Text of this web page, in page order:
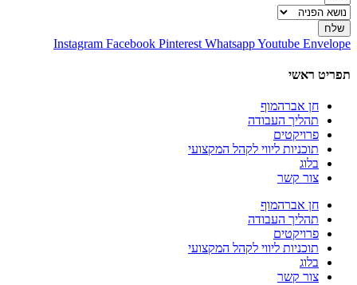
שלח
Instagram Facebook Pinterest WhatsappYoutube Envelope
תפריט ראשי
חן אברהמוף
תהליך העבודה
פרויקטים
תוכניות ליווי לקהל המקצועי
בלוג
צור קשר
חן אברהמוף
תהליך העבודה
פרויקטים
תוכניות ליווי לקהל המקצועי
בלוג
צור קשר